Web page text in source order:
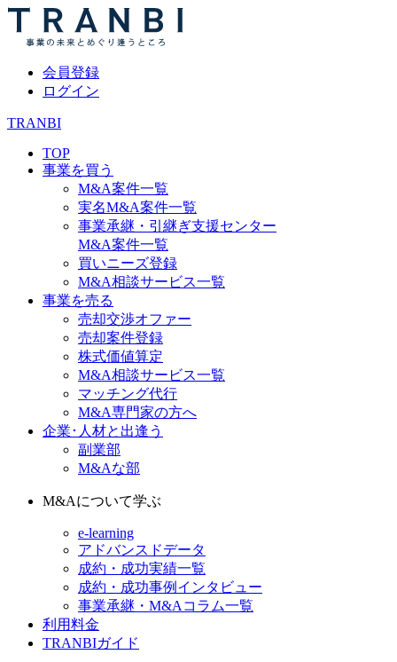
会員登録
ログイン
TRANBI
TOP
事業を買う
M&A案件一覧
実名M&A案件一覧
事業承継・引継ぎ支援センター
M&A案件一覧
買いニーズ登録
M&A相談サービス一覧
事業を売る
売却交渉オファー
売却案件登録
株式価値算定
M&A相談サービス一覧
マッチング代行
M&A専門家の方へ
企業･人材と出逢う
副業部
M&Aな部
M&Aについて学ぶ
e-learning
アドバンスドデータ
成約・成功実績一覧
成約・成功事例インタビュー
事業承継・M&Aコラム一覧
利用料金
TRANBIガイド